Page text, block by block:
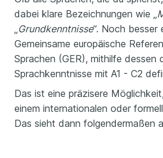
dabei klare Bezeichnungen wie „
Grundkenntnisse“. Noch besser
Gemeinsame europäische
Sprachen (GER), mithilfe dessen
Sprachkenntnisse mit A1 - C2
Das ist eine präzisere
einem internationalen oder
Das sieht dann folgendermaßen